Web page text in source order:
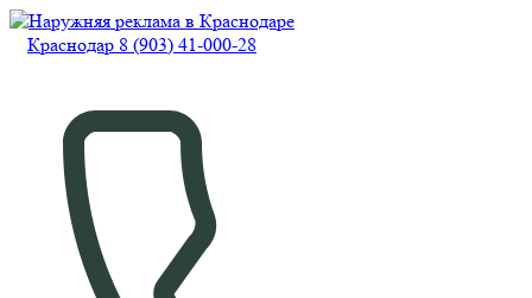
Краснодар 8 (903) 41-000-28